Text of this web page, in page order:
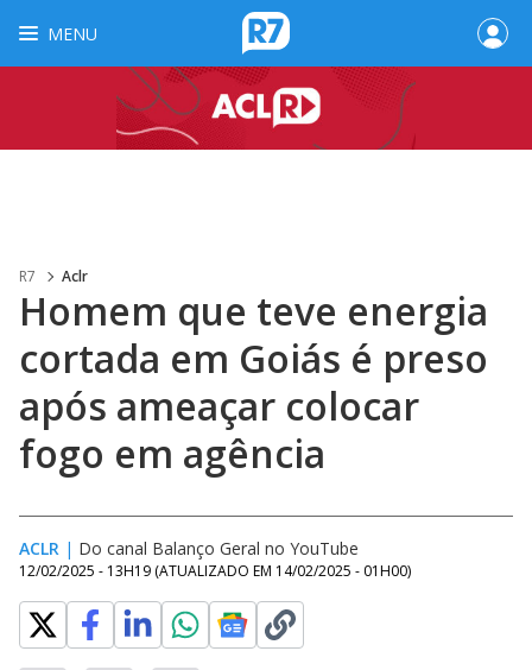
MENU
R7 Aclr
Homem que teve energia
cortada em Goiás é preso
após ameaçar colocar
fogo em agência
ACLR | Do canal Balanço Geral no YouTube
12/02/2025 - 13H19 (ATUALIZADO EM 14/02/2025 - 01H00)